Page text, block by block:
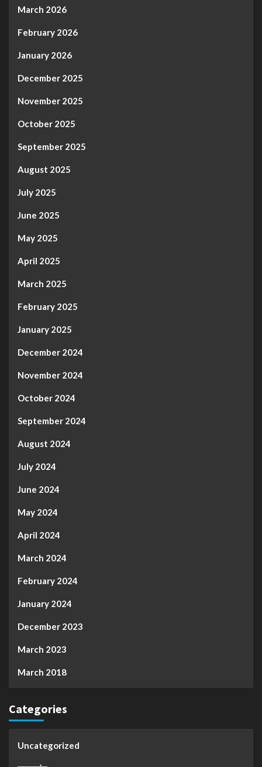
March 2026
February 2026
January 2026
December 2025
November 2025
October 2025
September 2025
August 2025
July 2025
June 2025
May 2025
April 2025
March 2025
February 2025
January 2025
December 2024
November 2024
October 2024
September 2024
August 2024
July 2024
June 2024
May 2024
April 2024
March 2024
February 2024
January 2024
December 2023
March 2023
March 2018
Categories
Uncategorized